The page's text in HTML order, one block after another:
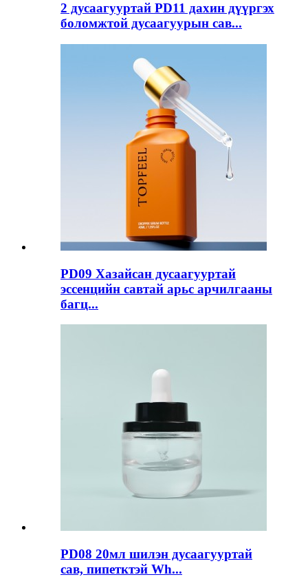
2 дусаагууртай PD11 дахин дүүргэх
боломжтой дусаагуурын сав...
PD09 Хазайсан дусаагууртай
эссенцийн савтай арьс арчилгааны
багц...
PD08 20мл шилэн дусаагууртай
сав, пипетктэй Wh...